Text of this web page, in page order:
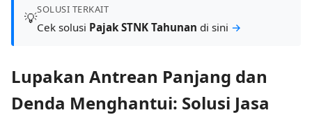
💡
SOLUSI TERKAIT
Cek solusi Pajak STNK Tahunan di sini →
Lupakan Antrean Panjang dan
Denda Menghantui: Solusi Jasa